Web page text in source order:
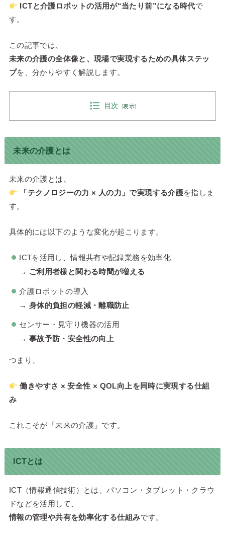
ICTと介護ロボットの活用が“当たり前”になる時代で
す。
この記事では、
未来の介護の全体像と、現場で実現するための具体ステッ
プを、分かりやすく解説します。
目次 [表示]
未来の介護とは
未来の介護とは、
「テクノロジーの力 × 人の力」で実現する介護を指しま
す。
具体的には以下のような変化が起こります。
ICTを活用し、情報共有や記録業務を効率化
→ ご利用者様と関わる時間が増える
介護ロボットの導入
→ 身体的負担の軽減・離職防止
センサー・見守り機器の活用
→ 事故予防・安全性の向上
つまり、
働きやすさ × 安全性 × QOL向上を同時に実現する仕組
み
これこそが「未来の介護」です。
ICTとは
ICT（情報通信技術）とは、パソコン・タブレット・クラウ
ドなどを活用して、
情報の管理や共有を効率化する仕組みです。